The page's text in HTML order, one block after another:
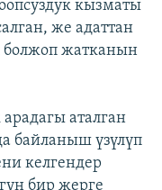
кызматы
же адаттан
жатканын
аталган
байланыш үзүлүп
келгендер
бир жерге